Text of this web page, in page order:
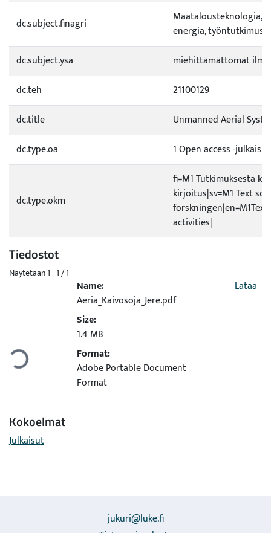
dc.subject.finagri
Maatalousteknologia,
energia, työntutkimus
dc.subject.ysa
miehittämättömät
dc.teh
21100129
dc.title
Unmanned Aerial
dc.type.oa
1 Open access -julkaisu
dc.type.okm
fi=M1 Tutkimuksesta
kirjoitus|sv=M1 Text
activities|
Tiedostot
Näytetään1 - 1 / 1
Ladataan...
Name:
Aeria_Kaivosoja_Jere.pdf
Size:
1.4 MB
Format:
Adobe Portable Document
Format
Lataa
Kokoelmat
Julkaisut
jukuri@luke.fi